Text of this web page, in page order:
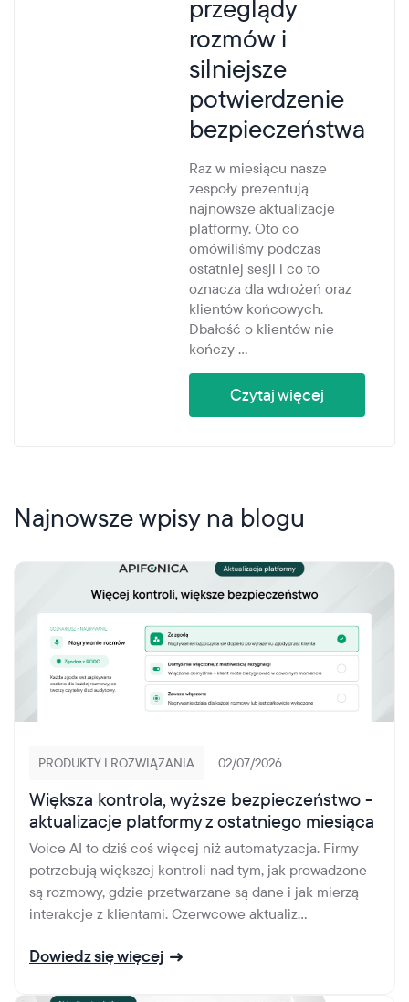
Wzbogać swoją infrastrukturę VoIP o globalną
sieć połączeń głosowych i tekstowych
Platforma w chmurze
Ogromna elastyczność dzięki możliwości
tworzenia unikalnych rozwiązań w ramach
naszej platformy telekomunikacyjnej
zaangażowanie klientów i konwersję
przeglądy
rozmów i
silniejsze
potwierdzenie
bezpieczeństwa
Raz w miesiącu nasze
zespoły prezentują
najnowsze aktualizacje
platformy. Oto co
omówiliśmy podczas
ostatniej sesji i co to
oznacza dla wdrożeń oraz
klientów końcowych.
Dbałość o klientów nie
kończy ...
Czytaj więcej
Najnowsze wpisy na blogu
PRODUKTY I ROZWIĄZANIA 02/07/2026
Większa kontrola, wyższe bezpieczeństwo -
aktualizacje platformy z ostatniego miesiąca
Voice AI to dziś coś więcej niż automatyzacja. Firmy
potrzebują większej kontroli nad tym, jak prowadzone
są rozmowy, gdzie przetwarzane są dane i jak mierzą
interakcje z klientami. Czerwcowe aktualiz...
Dowiedz się więcej